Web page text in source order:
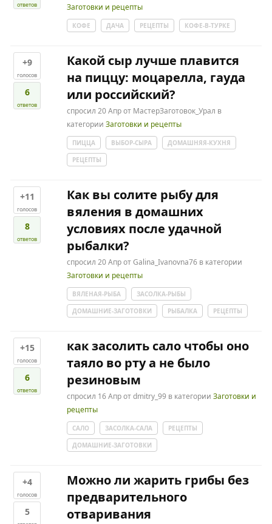
ответов
Заготовки и рецепты
КОФЕ ДАЧА РЕЦЕПТЫ КОФЕ-В-ТУРКЕ
+9
голосов
6
ответов
Какой сыр лучше плавится
на пиццу: моцарелла, гауда
или российский?
спросил 20 Апрот МастерЗаготовок_Урал в
категорииЗаготовки и рецепты
ПИЦЦА ВЫБОР-СЫРА
ДОМАШНЯЯ-КУХНЯ
РЕЦЕПТЫ
+11
голосов
8
ответов
Как вы солите рыбу для
вяления в домашних
условиях после удачной
рыбалки?
спросил 20 АпротGalina_Ivanovna76 в категории
Заготовки и рецепты
ВЯЛЕНАЯ-РЫБА
ЗАСОЛКА-РЫБЫ
ДОМАШНИЕ-ЗАГОТОВКИ
РЫБАЛКА РЕЦЕПТЫ
+15
голосов
6
ответов
как засолить сало чтобы оно
таяло во рту а не было
резиновым
спросил 16 Апротdmitry_99 в категорииЗаготовки и
рецепты
САЛО ЗАСОЛКА-САЛА
РЕЦЕПТЫ
ДОМАШНИЕ-ЗАГОТОВКИ
+4
голосов
5
Можно ли жарить грибы без
предварительного
отваривания